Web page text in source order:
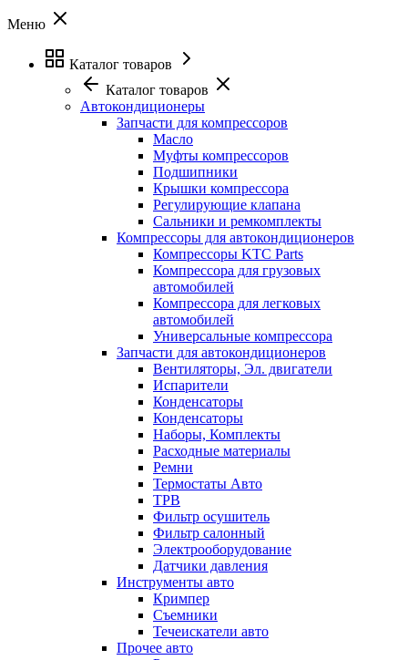
Меню
Каталог товаров
Каталог товаров
Автокондиционеры
Запчасти для компрессоров
Масло
Муфты компрессоров
Подшипники
Крышки компрессора
Регулирующие клапана
Сальники и ремкомплекты
Компрессоры для автокондиционеров
Компрессоры KTC Parts
Компрессора для грузовых
автомобилей
Компрессора для легковых
автомобилей
Универсальные компрессора
Запчасти для автокондиционеров
Вентиляторы, Эл. двигатели
Испарители
Конденсаторы
Конденсаторы
Наборы, Комплекты
Расходные материалы
Ремни
Термостаты Авто
ТРВ
Фильтр осушитель
Фильтр салонный
Электрооборудование
Датчики давления
Инструменты авто
Кримпер
Съемники
Течеискатели авто
Прочее авто